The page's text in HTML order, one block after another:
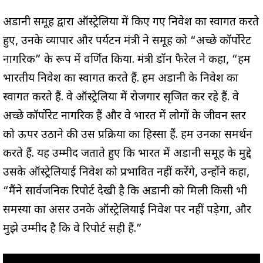
अडानी समूह द्वारा ऑस्ट्रेलिया में किए गए निवेश का स्वागत करते
हुए, उनके व्यापार और पर्यटन मंत्री ने समूह को “अच्छे कॉर्पोरेट
नागरिक” के रूप में वर्णित किया. मंत्री डॉन फैरेल ने कहा, “हम
भारतीय निवेश का स्वागत करते हैं. हम अडानी के निवेश का
स्वागत करते हैं. वे ऑस्ट्रेलिया में रोजगार सृजित कर रहे हैं. वे
अच्छे कॉर्पोरेट नागरिक हैं और वे भारत में लोगों के जीवन स्तर
को ऊपर उठाने की उस प्रक्रिया का हिस्सा हैं. हम उनका समर्थन
करते हैं. यह उम्मीद जताते हुए कि भारत में अडानी समूह के मुद्दे
उसके ऑस्ट्रेलियाई निवेश को प्रभावित नहीं करेंगे, उन्होंने कहा,
“मैंने सार्वजनिक रिपोर्ट देखी है कि अडानी को मिली किसी भी
समस्या का असर उनके ऑस्ट्रेलियाई निवेश पर नहीं पड़ेगा, और
मुझे उम्मीद है कि वे रिपोर्ट सही हैं.”